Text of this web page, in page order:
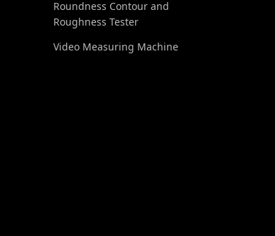
Roundness Contour and
Roughness Tester
Video Measuring Machine